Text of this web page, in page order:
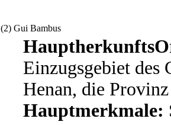
(2) Gui Bambus
Einzugsgebiet des
Henan, die
Hauptmerkmale: